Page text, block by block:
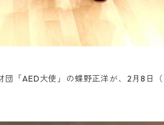
「AED大使」の蝶野正洋が、2月8日